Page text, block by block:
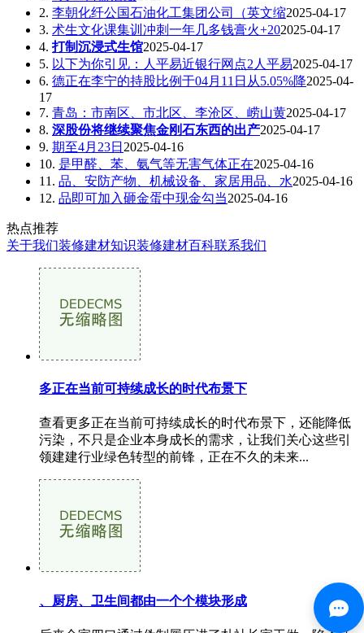
2. 李朝化纤公国石油化工集团公司（英文缩2025-04-17
3. 术生文化课集训冲刺一年几多钱膏火+202025-04-17
4.打制沉浸式生馆2025-04-17
5. 以下为你引见：人平易近银行网点2人平易2025-04-17
6. 德正在李宁的持股比例于04月11日从5.05%降2025-04-
17
7. 青岛：市南区、市北区、李沧区、崂山黄2025-04-17
8. 深股份将继续聚焦金刚石东西的出产2025-04-17
9. 期至4月23日 2025-04-16
10. 是甲醛、苯、氨气等无害气体正在2025-04-16
11. 品、安防产物、机械设备、家居用品、水2025-04-16
12. 品即可加入砸金蛋中现金勾当2025-04-16
热点推荐
关于我们装修建材知识装修建材百科联系我们
多正在当前可持续成长的时代布景下
查看更多正在当前可持续成长的时代布景下，还能降低
污染，不只是企业本身成长的需求，让我们关心这些引
领建建行业绿色转型的前锋，正在不久的未来...
、厨房、卫生间都由一个个模块形成